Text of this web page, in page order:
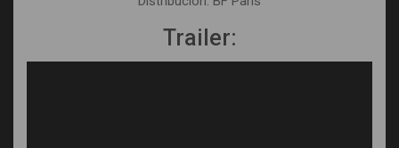
Trailer: